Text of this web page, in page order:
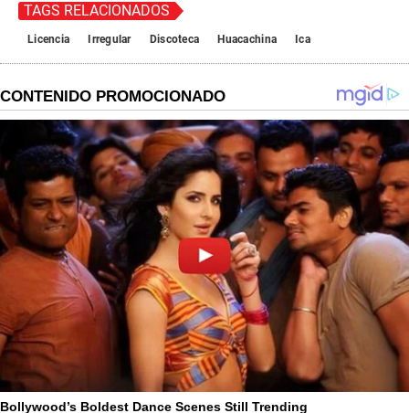
TAGS RELACIONADOS
Licencia Irregular Discoteca Huacachina Ica